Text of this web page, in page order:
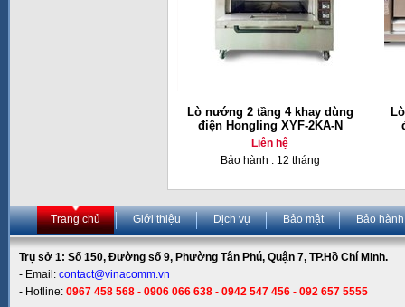
Lò nướng 2 tầng 4 khay dùng
điện Hongling XYF-2KA-N
Liên hệ
Bảo hành : 12 tháng
Trang chủ Giới thiệu Dịch vụ Bảo mật Bảo hành
Trụ sở 1: Số 150, Đường số 9, Phường Tân Phú, Quận 7, TP.Hồ Chí Minh.
- Email: contact@vinacomm.vn
- Hotline: 0967 458 568 - 0906 066 638 - 0942 547 456 - 092 657 5555